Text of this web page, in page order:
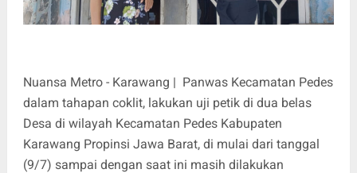
Nuansa Metro - Karawang | Panwas Kecamatan Pedes
dalam tahapan coklit, lakukan uji petik di dua belas
Desa di wilayah Kecamatan Pedes Kabupaten
Karawang Propinsi Jawa Barat, di mulai dari tanggal
(9/7) sampai dengan saat ini masih dilakukan